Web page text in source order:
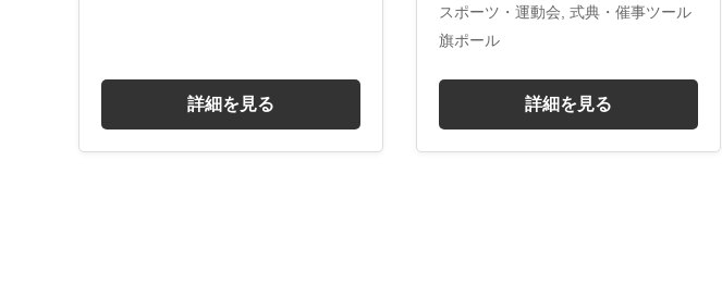
詳細を見る
スポーツ・運動会, 式典・催事ツール
旗ポール
詳細を見る